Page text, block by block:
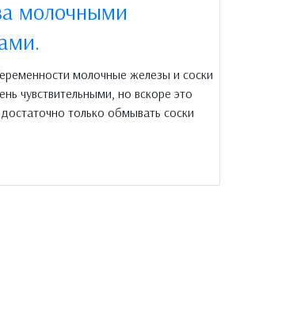
молочными
молочные железы и соски
чувствительными, но вскоре это
только обмывать соски